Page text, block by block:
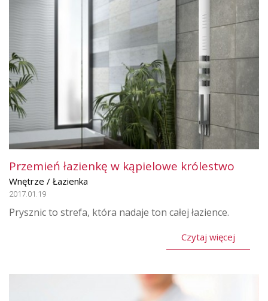
Przemień łazienkę w kąpielowe królestwo
Wnętrze / Łazienka
2017.01.19
Prysznic to strefa, która nadaje ton całej łazience.
Czytaj więcej